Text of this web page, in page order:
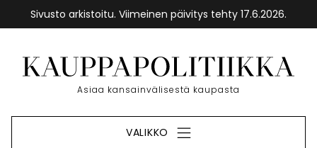
Sivusto arkistoitu. Viimeinen päivitys tehty 17.6.2026.
sisältöön
Etusivu
Asiaa kansainvälisestä kaupasta
VALIKKO